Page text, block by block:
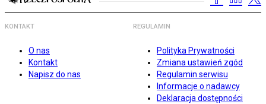
KONTAKT
O nas
Kontakt
Napisz do nas
REGULAMIN
Polityka Prywatności
Zmiana ustawień zgód
Regulamin serwisu
Informacje o nadawcy
Deklaracja dostępności